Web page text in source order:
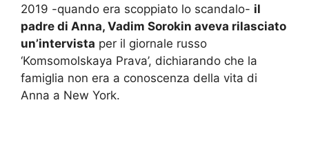
2019 -quando era scoppiato lo scandalo- il
padre di Anna, Vadim Sorokin aveva rilasciato
un’intervista per il giornale russo
‘Komsomolskaya Prava’, dichiarando che la
famiglia non era a conoscenza della vita di
Anna a New York.